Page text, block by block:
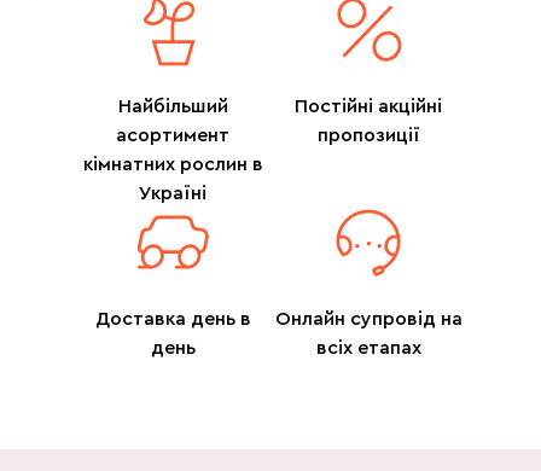
Найбільший
асортимент
кімнатних рослин в
Україні
Постійні акційні
пропозиції
Доставка день в
день
Онлайн супровід на
всіх етапах